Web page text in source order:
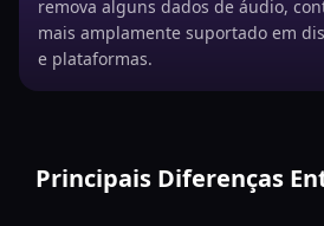
remova alguns dados de áudio,
mais amplamente suportado em
e plataformas.
Principais Diferenças